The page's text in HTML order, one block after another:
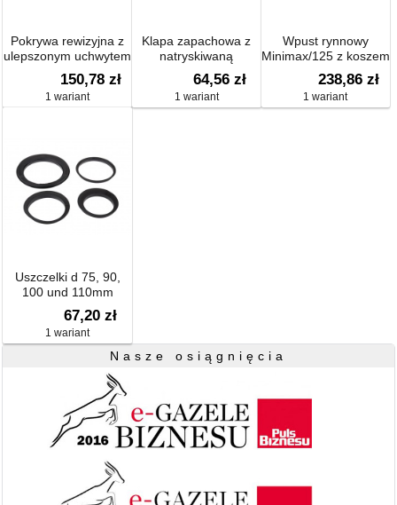
Pokrywa rewizyjna z
ulepszonym uchwytem
i wtryskiwaną
uszczelką
150,78 zł
1 wariant
Klapa zapachowa z
natryskiwaną
uszczelką
64,56 zł
1 wariant
Wpust rynnowy
Minimax/125 z koszem
na liście, z
uszczelkąpo rurę
spustową d 80mm i
238,86 zł
1 wariant
Uszczelki d 75, 90,
100 und 110mm
67,20 zł
1 wariant
Nasze osiągnięcia